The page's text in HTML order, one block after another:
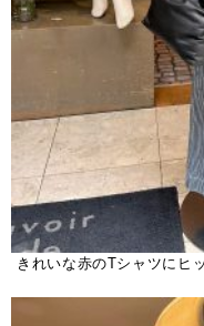
きれいな赤のTシャツにヒ